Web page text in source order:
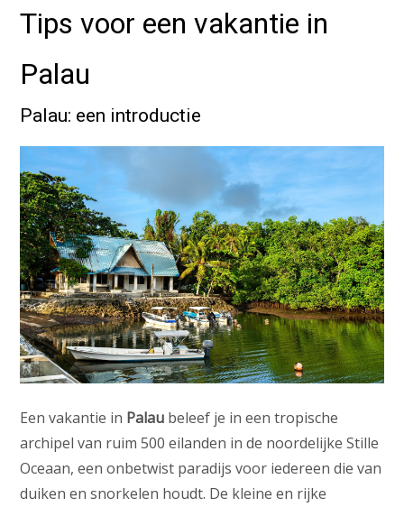
Tips voor een vakantie in
Palau
Palau: een introductie
Een vakantie in Palau beleef je in een tropische
archipel van ruim 500 eilanden in de noordelijke Stille
Oceaan, een onbetwist paradijs voor iedereen die van
duiken en snorkelen houdt. De kleine en rijke